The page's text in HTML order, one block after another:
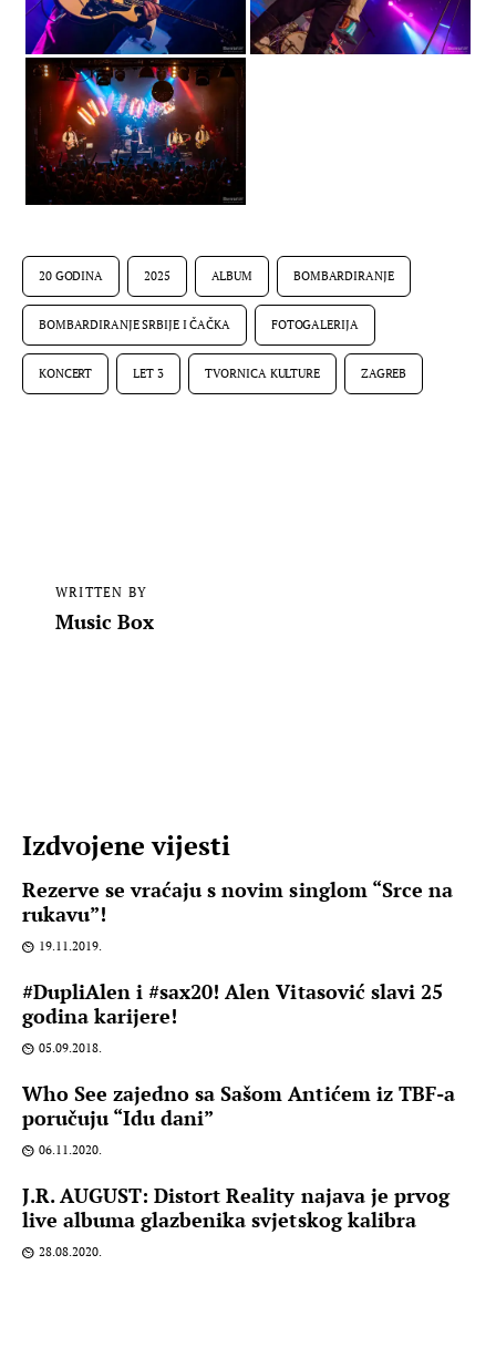
20 GODINA 2025 ALBUM BOMBARDIRANJE
BOMBARDIRANJE SRBIJE I ČAČKA FOTOGALERIJA
KONCERT LET 3 TVORNICA KULTURE ZAGREB
WRITTEN BY
Music Box
Izdvojene vijesti
Rezerve se vraćaju s novim singlom “Srce na
rukavu”!
19.11.2019.
#DupliAlen i #sax20! Alen Vitasović slavi 25
godina karijere!
05.09.2018.
Who See zajedno sa Sašom Antićem iz TBF-a
poručuju “Idu dani”
06.11.2020.
J.R. AUGUST: Distort Reality najava je prvog
live albuma glazbenika svjetskog kalibra
28.08.2020.